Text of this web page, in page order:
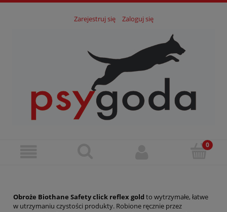
Zarejestruj się Zaloguj się
Obroże Biothane Safety click reflex goldto wytrzymałe, łatwe
w utrzymaniu czystości produkty. Robione ręcznie przez